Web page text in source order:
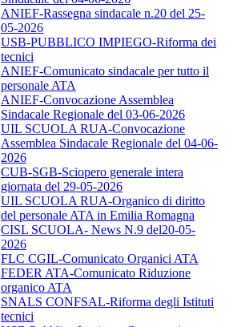
ANIEF-Rassegna sindacale n.20 del 25-
05-2026
USB-PUBBLICO IMPIEGO-Riforma dei
tecnici
ANIEF-Comunicato sindacale per tutto il
personale ATA
ANIEF-Convocazione Assemblea
Sindacale Regionale del 03-06-2026
UIL SCUOLA RUA-Convocazione
Assemblea Sindacale Regionale del 04-06-
2026
CUB-SGB-Sciopero generale intera
giornata del 29-05-2026
UIL SCUOLA RUA-Organico di diritto
del personale ATA in Emilia Romagna
CISL SCUOLA- News N.9 del20-05-
2026
FLC CGIL-Comunicato Organici ATA
FEDER ATA-Comunicato Riduzione
organico ATA
SNALS CONFSAL-Riforma degli Istituti
tecnici